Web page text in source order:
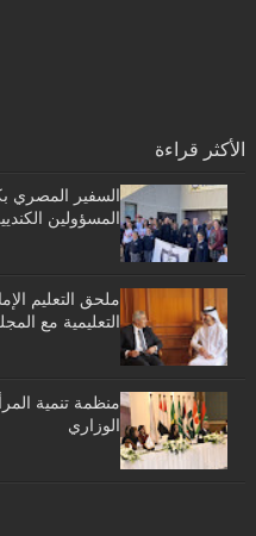
الأكثر قراءة
السفير المصري
المسؤولين
ملحق التعليم
التعليمية مع
منظمة تنمية
الوزاري